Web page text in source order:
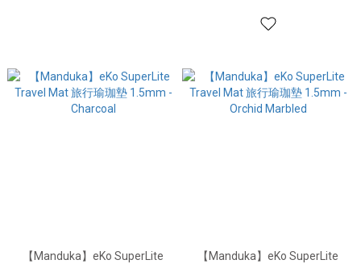
【Manduka】eKo SuperLite
【Manduka】eKo SuperLite